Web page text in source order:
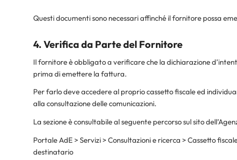
Questi documenti sono necessari affinché il fornitore possa
4. Verifica da Parte del Fornitore
Il fornitore è obbligato a verificare che la dichiarazione
prima di emettere la fattura.
Per farlo deve accedere al proprio cassetto fiscale ed
alla consultazione delle comunicazioni.
La sezione è consultabile al seguente percorso sul sito
Portale AdE > Servizi > Consultazioni e ricerca > Cassetto
destinatario